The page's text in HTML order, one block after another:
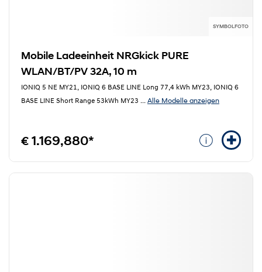
SYMBOLFOTO
Mobile Ladeeinheit NRGkick PURE
WLAN/BT/PV 32A, 10 m
IONIQ 5 NE MY21, IONIQ 6 BASE LINE Long 77,4 kWh MY23, IONIQ 6
BASE LINE Short Range 53kWh MY23 ... Alle Modelle anzeigen
€ 1.169,880*